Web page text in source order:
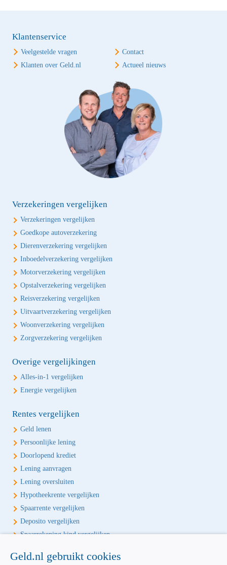
Klantenservice
Veelgestelde vragen
Contact
Klanten over Geld.nl
Actueel nieuws
Verzekeringen vergelijken
Verzekeringen vergelijken
Goedkope autoverzekering
Dierenverzekering vergelijken
Inboedelverzekering vergelijken
Motorverzekering vergelijken
Opstalverzekering vergelijken
Reisverzekering vergelijken
Uitvaartverzekering vergelijken
Woonverzekering vergelijken
Zorgverzekering vergelijken
Overige vergelijkingen
Alles-in-1 vergelijken
Energie vergelijken
Rentes vergelijken
Geld lenen
Persoonlijke lening
Doorlopend krediet
Lening aanvragen
Lening oversluiten
Hypotheekrente vergelijken
Spaarrente vergelijken
Deposito vergelijken
Spaarrekening kind vergelijken
Écht onafhankelijk vergelijken
Geld.nl gebruikt cookies